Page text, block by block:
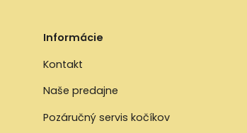
Informácie
Kontakt
Naše predajne
Pozáručný servis kočíkov